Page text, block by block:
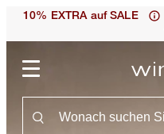
10% EXTRA auf SALE